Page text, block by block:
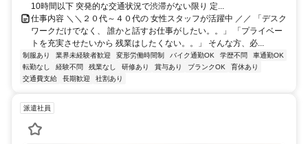
10時間以下 突発的な交通状況で渋滞がない限り 定...
仕事内容 ＼＼２０代～４０代の 女性スタッフが活躍中 ／／ 「デスク
ワークだけでなく、 誰かと話すお仕事がしたい。。」 「プライベー
トを充実させたいから 残業はしたくない。。」 そんな方、必...
制服あり 業界未経験者歓迎 変形労働時間制 バイク通勤OK 学歴不問
車通勤OK
転勤なし
経験不問 残業なし 研修あり 賞与あり ブランクOK
育休あり
交通費支給
長期歓迎 社割あり
派遣社員